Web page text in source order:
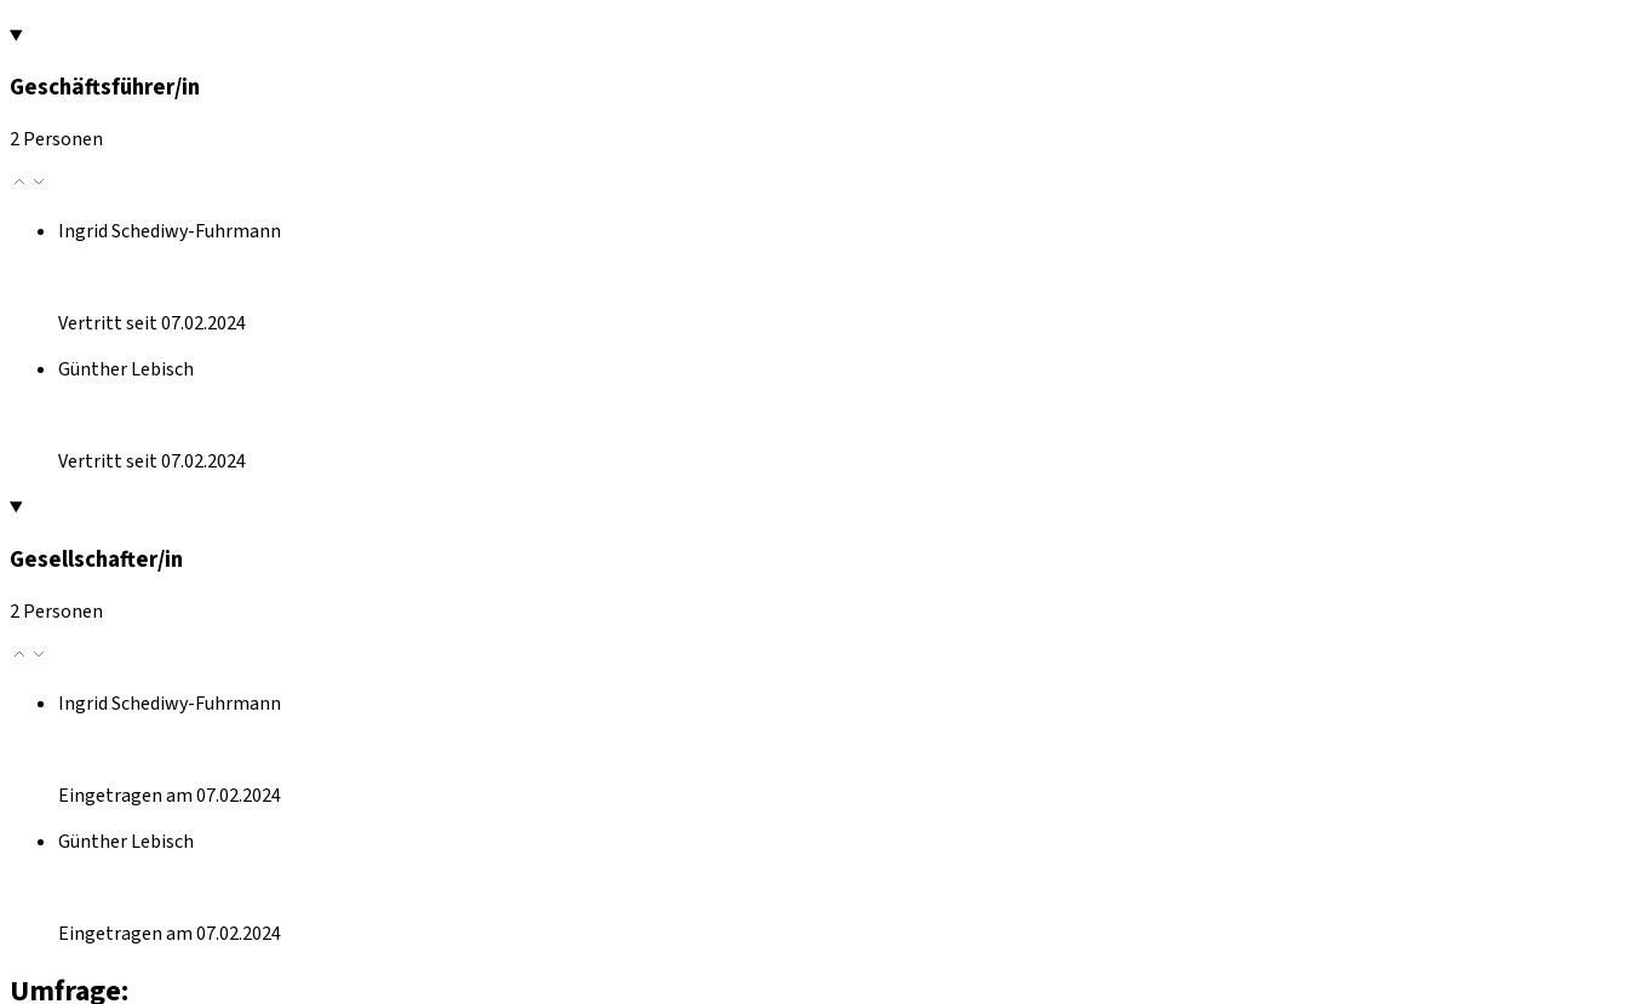
Geschäftsführer/in
2 Personen
Ingrid Schediwy-Fuhrmann
Vertritt seit 07.02.2024
Günther Lebisch
Vertritt seit 07.02.2024
Gesellschafter/in
2 Personen
Ingrid Schediwy-Fuhrmann
Eingetragen am 07.02.2024
Günther Lebisch
Eingetragen am 07.02.2024
Umfrage: